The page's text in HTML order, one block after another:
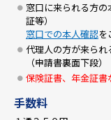
窓口に来られる方
証等）
窓口での本人確認を
代理人の方が来られ
（申請書裏面下段）
保険証書、年金証書
手数料